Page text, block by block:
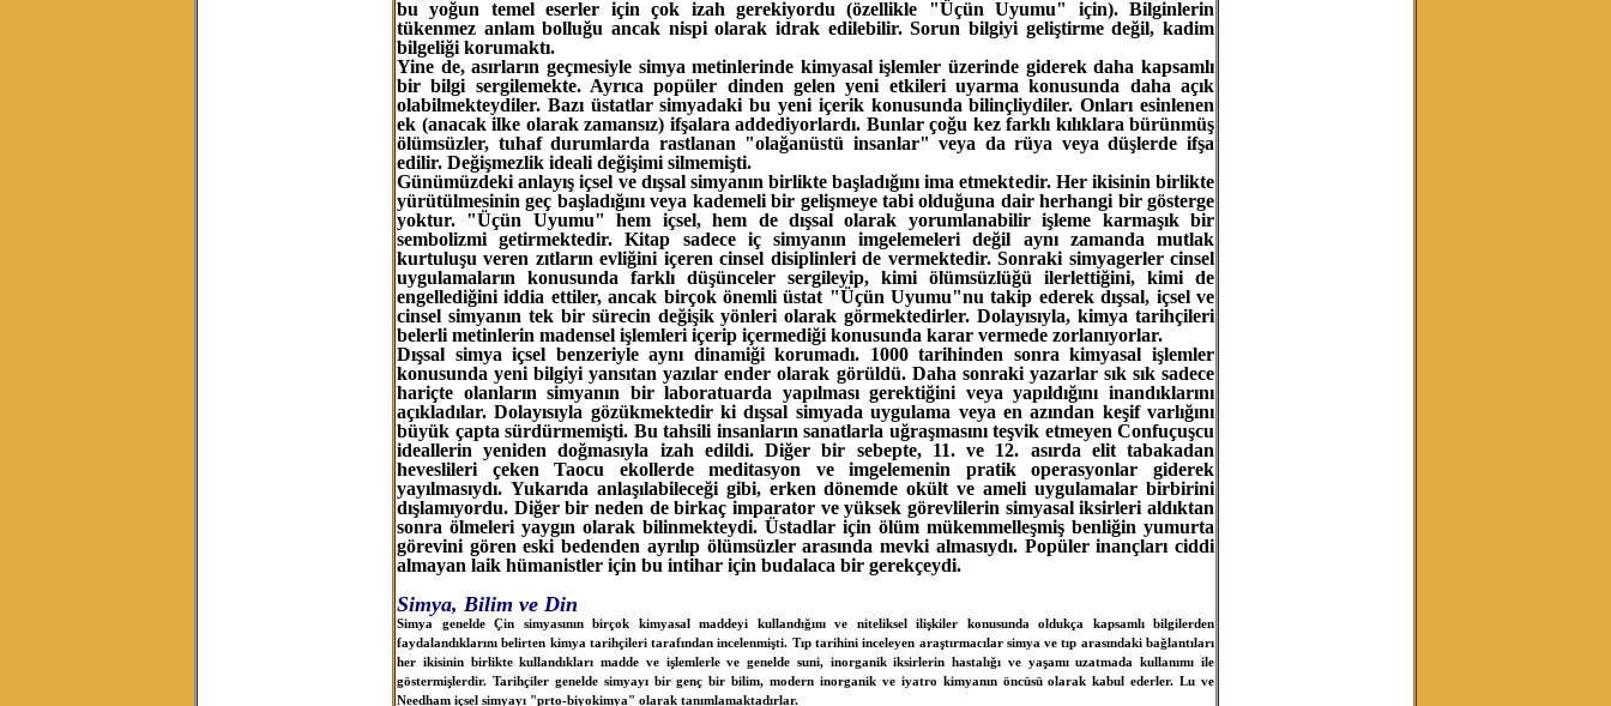
bu yoğun temel eserler için çok izah gerekiyordu (özellikle "Üçün Uyumu" için). Bilginlerin
tükenmez anlam bolluğu ancak nispi olarak idrak edilebilir. Sorun bilgiyi geliştirme değil, kadim
bilgeliği korumaktı.
Yine de, asırların geçmesiyle simya metinlerinde kimyasal işlemler üzerinde giderek daha kapsamlı
bir bilgi sergilemekte. Ayrıca popüler dinden gelen yeni etkileri uyarma konusunda daha açık
olabilmekteydiler. Bazı üstatlar simyadaki bu yeni içerik konusunda bilinçliydiler. Onları esinlenen
ek (anacak ilke olarak zamansız) ifşalara addediyorlardı. Bunlar çoğu kez farklı kılıklara bürünmüş
ölümsüzler, tuhaf durumlarda rastlanan "olağanüstü insanlar" veya da rüya veya düşlerde ifşa
edilir. Değişmezlik ideali değişimi silmemişti.
Günümüzdeki anlayış içsel ve dışsal simyanın birlikte başladığını ima etmektedir. Her ikisinin birlikte
yürütülmesinin geç başladığını veya kademeli bir gelişmeye tabi olduğuna dair herhangi bir gösterge
yoktur. "Üçün Uyumu" hem içsel, hem de dışsal olarak yorumlanabilir işleme karmaşık bir
sembolizmi getirmektedir. Kitap sadece iç simyanın imgelemeleri değil aynı zamanda mutlak
kurtuluşu veren zıtların evliğini içeren cinsel disiplinleri de vermektedir. Sonraki simyagerler cinsel
uygulamaların konusunda farklı düşünceler sergileyip, kimi ölümsüzlüğü ilerlettiğini, kimi de
engellediğini iddia ettiler, ancak birçok önemli üstat "Üçün Uyumu"nu takip ederek dışsal, içsel ve
cinsel simyanın tek bir sürecin değişik yönleri olarak görmektedirler. Dolayısıyla, kimya tarihçileri
belerli metinlerin madensel işlemleri içerip içermediği konusunda karar vermede zorlanıyorlar.
Dışsal simya içsel benzeriyle aynı dinamiği korumadı. 1000 tarihinden sonra kimyasal işlemler
konusunda yeni bilgiyi yansıtan yazılar ender olarak görüldü. Daha sonraki yazarlar sık sık sadece
hariçte olanların simyanın bir laboratuarda yapılması gerektiğini veya yapıldığını inandıklarını
açıkladılar. Dolayısıyla gözükmektedir ki dışsal simyada uygulama veya en azından keşif varlığını
büyük çapta sürdürmemişti. Bu tahsili insanların sanatlarla uğraşmasını teşvik etmeyen Confuçuşcu
ideallerin yeniden doğmasıyla izah edildi. Diğer bir sebepte, 11. ve 12. asırda elit tabakadan
heveslileri çeken Taocu ekollerde meditasyon ve imgelemenin pratik operasyonlar giderek
yayılmasıydı. Yukarıda anlaşılabileceği gibi, erken dönemde okült ve ameli uygulamalar birbirini
dışlamıyordu. Diğer bir neden de birkaç imparator ve yüksek görevlilerin simyasal iksirleri aldıktan
sonra ölmeleri yaygın olarak bilinmekteydi. Üstadlar için ölüm mükemmelleşmiş benliğin yumurta
görevini gören eski bedenden ayrılıp ölümsüzler arasında mevki almasıydı. Popüler inançları ciddi
almayan laik hümanistler için bu intihar için budalaca bir gerekçeydi.
Simya, Bilim ve Din
Simya genelde Çin simyasının birçok kimyasal maddeyi kullandığını ve niteliksel ilişkiler konusunda oldukça kapsamlı bilgilerden
faydalandıklarını belirten kimya tarihçileri tarafından incelenmişti. Tıp tarihini inceleyen araştırmacılar simya ve tıp arasındaki bağlantıları
her ikisinin birlikte kullandıkları madde ve işlemlerle ve genelde suni, inorganik iksirlerin hastalığı ve yaşamı uzatmada kullanımı ile
göstermişlerdir. Tarihçiler genelde simyayı bir genç bir bilim, modern inorganik ve iyatro kimyanın öncüsü olarak kabul ederler. Lu ve
Needham içsel simyayı "prto-biyokimya" olarak tanımlamaktadırlar.